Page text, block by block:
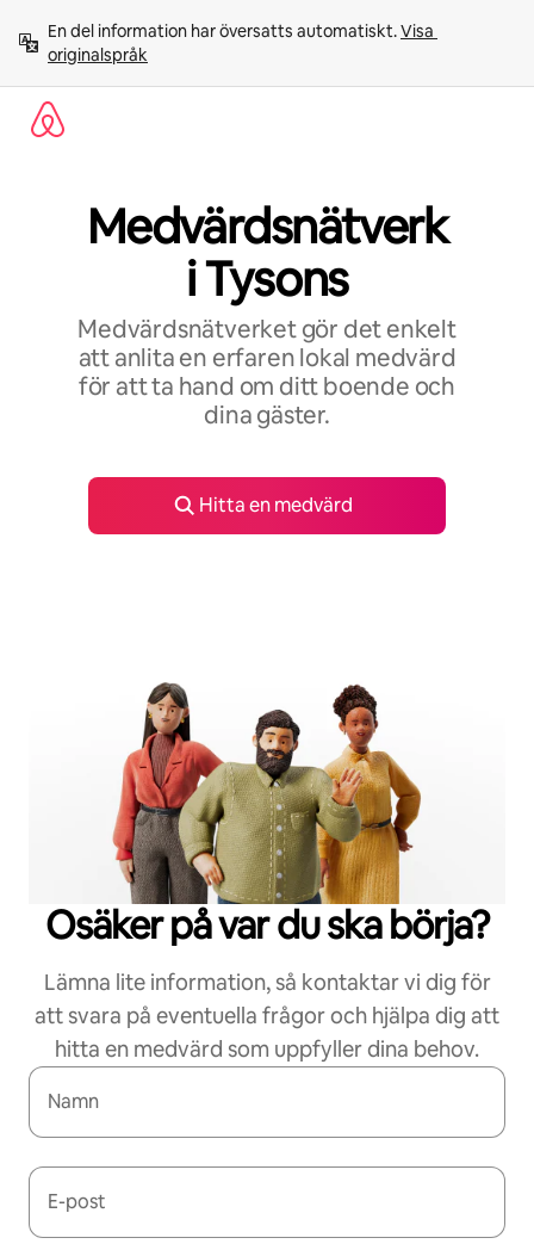
innehåll
En del information har översatts automatiskt. Visa
originalspråk
Medvärdsnätverk
i Tysons
Medvärdsnätverket gör det enkelt
att anlita en erfaren lokal medvärd
för att ta hand om ditt boende och
dina gäster.
Hitta en medvärd
Osäker på var du ska börja?
Lämna lite information, så kontaktar vi dig för
att svara på eventuella frågor och hjälpa dig att
hitta en medvärd som uppfyller dina behov.
Namn
E-post